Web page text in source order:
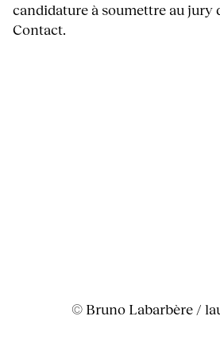
candidature à soumettre au jury
Contact.
© Bruno Labarbère /